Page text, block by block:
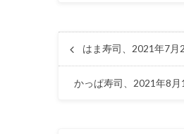
はま寿司、2021年7月
かっぱ寿司、2021年8